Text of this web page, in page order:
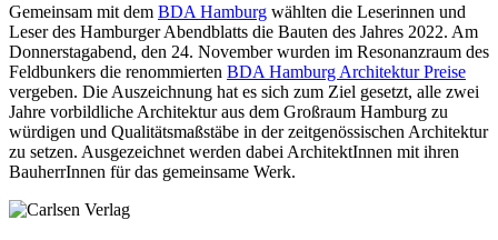
Gemeinsam mit dem BDA Hamburg wählten die Leserinnen und
Leser des Hamburger Abendblatts die Bauten des Jahres 2022. Am
Donnerstagabend, den 24. November wurden im Resonanzraum des
Feldbunkers die renommierten BDA Hamburg Architektur Preise
vergeben. Die Auszeichnung hat es sich zum Ziel gesetzt, alle zwei
Jahre vorbildliche Architektur aus dem Großraum Hamburg zu
würdigen und Qualitätsmaßstäbe in der zeitgenössischen Architektur
zu setzen. Ausgezeichnet werden dabei ArchitektInnen mit ihren
BauherrInnen für das gemeinsame Werk.